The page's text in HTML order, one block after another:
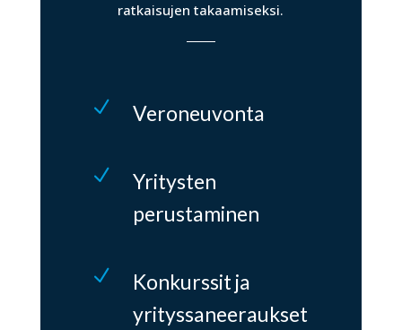
ratkaisujen takaamiseksi.
N Veroneuvonta
N
Yritysten
perustaminen
N
Konkurssit ja
yrityssaneeraukset